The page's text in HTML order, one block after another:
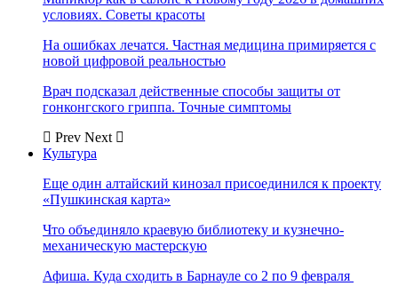
условиях. Советы красоты
На ошибках лечатся. Частная медицина примиряется с
новой цифровой реальностью
Врач подсказал действенные способы защиты от
гонконгского гриппа. Точные симптомы
Prev Next
Культура
Еще один алтайский кинозал присоединился к проекту
«Пушкинская карта»
Что объединяло краевую библиотеку и кузнечно-
механическую мастерскую
Афиша. Куда сходить в Барнауле со 2 по 9 февраля